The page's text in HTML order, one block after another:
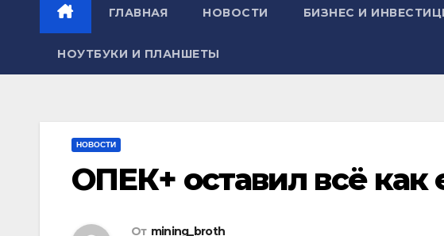
ГЛАВНАЯ НОВОСТИ БИЗНЕС И
НОУТБУКИ И ПЛАНШЕТЫ
НОВОСТИ
ОПЕК+ оставил всё как
От mining_broth